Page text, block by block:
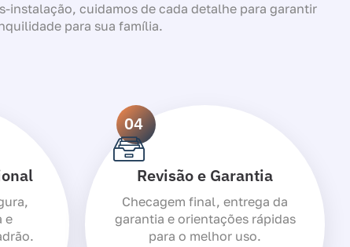
instalação, cuidamos de cada detalhe para garantir
para sua família.
e
04
Revisão e Garantia
Checagem final, entrega da
garantia e orientações rápidas
para o melhor uso.